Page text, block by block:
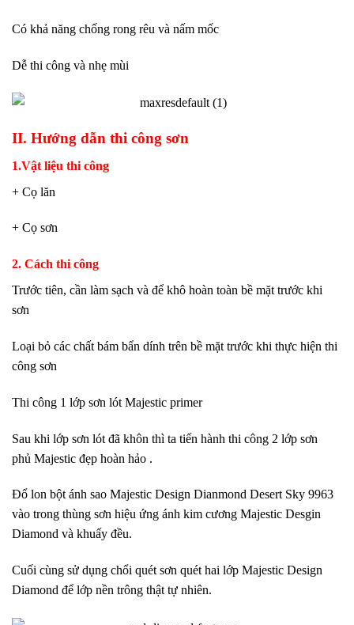
Có khả năng chống rong rêu và nấm mốc
Dễ thi công và nhẹ mùi
II. Hướng dẫn thi công sơn
1.Vật liệu thi công
+ Cọ lăn
+ Cọ sơn
2. Cách thi công
Trước tiên, cần làm sạch và để khô hoàn toàn bề mặt trước khi
sơn
Loại bỏ các chất bám bẩn dính trên bề mặt trước khi thực hiện thi
công sơn
Thi công 1 lớp sơn lót Majestic primer
Sau khi lớp sơn lót đã khôn thì ta tiến hành thi công 2 lớp sơn
phủ Majestic đẹp hoàn hảo .
Đổ lon bột ánh sao Majestic Design Dianmond Desert Sky 9963
vào trong thùng sơn hiệu ứng ánh kim cương Majestic Desgin
Diamond và khuấy đều.
Cuối cùng sử dụng chổi quét sơn quét hai lớp Majestic Design
Diamond để lớp nền trông thật tự nhiên.